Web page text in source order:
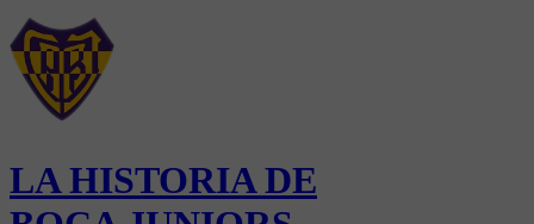
LA HISTORIA DE